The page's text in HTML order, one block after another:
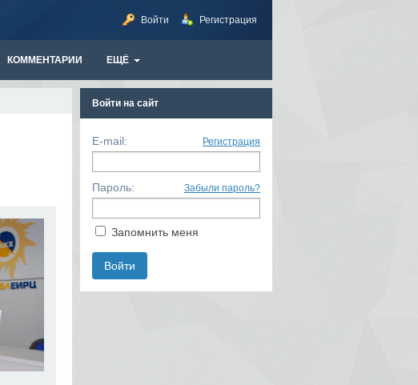
Войти Регистрация
КОММЕНТАРИИ ЕЩЁ
Войти на сайт
E-mail: Регистрация
Пароль: Забыли пароль?
Запомнить меня